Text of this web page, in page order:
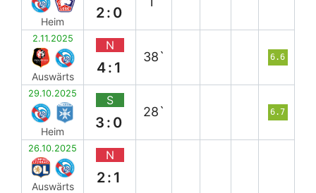
Heim
2:0
2.11.2025
Auswärts
N
4:1
38` 6.6
29.10.2025
Heim
S
3:0
28` 6.7
26.10.2025
Auswärts
N
2:1